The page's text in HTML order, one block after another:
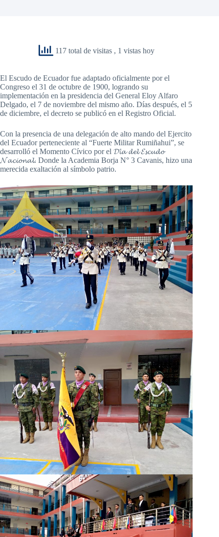
117 total de visitas , 1 vistas hoy
El Escudo de Ecuador fue adaptado oficialmente por el
Congreso el 31 de octubre de 1900, logrando su
implementación en la presidencia del General Eloy Alfaro
Delgado, el 7 de noviembre del mismo año. Días después, el 5
de diciembre, el decreto se publicó en el Registro Oficial.
Con la presencia de una delegación de alto mando del Ejercito
del Ecuador perteneciente al “Fuerte Militar Rumiñahui”, se
desarrolló el Momento Cívico por el 𝓓𝓲́𝓪 𝓭𝓮𝓵 𝓔𝓼𝓬𝓾𝓭𝓸
𝓝𝓪𝓬𝓲𝓸𝓷𝓪𝓵. Donde la Academia Borja N° 3 Cavanis, hizo una
merecida exaltación al símbolo patrio.